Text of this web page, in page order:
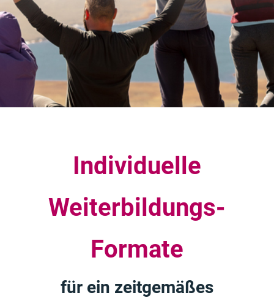
Individuelle
Weiterbildungs-
Formate
für ein zeitgemäßes